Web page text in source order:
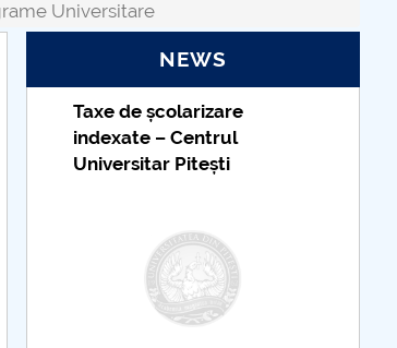
Universitare
NEWS
Taxe de școlarizare
indexate – Centrul
Universitar Pitești